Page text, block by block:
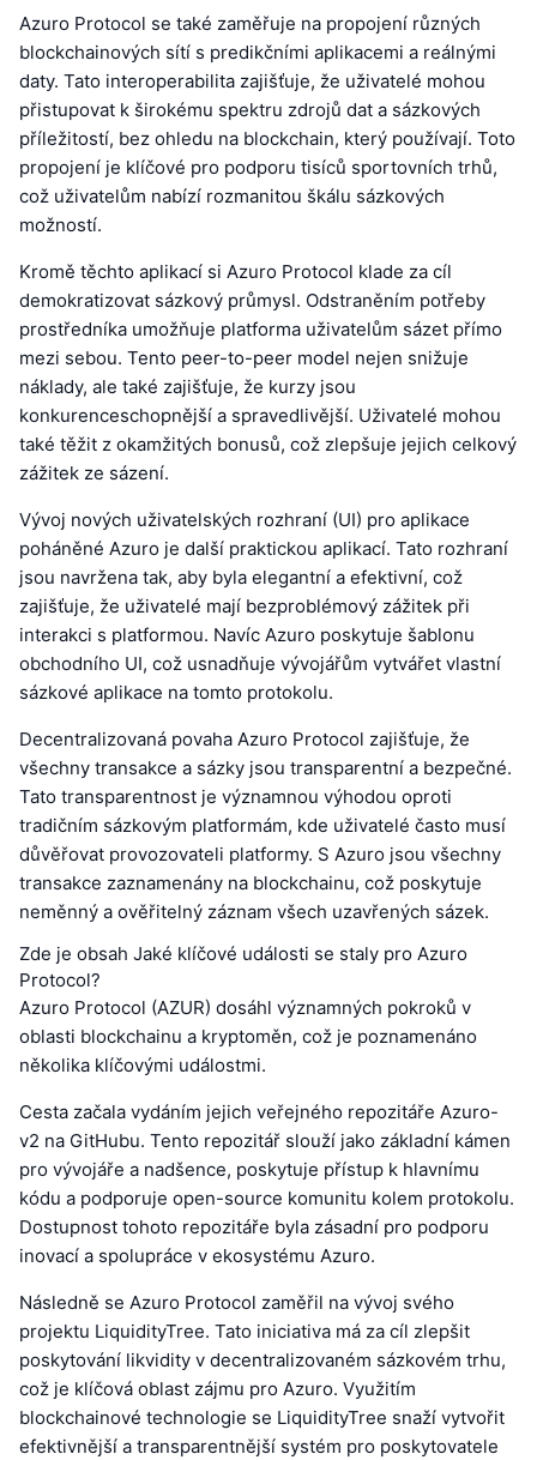
Azuro Protocol se také zaměřuje na propojení různých
blockchainových sítí s predikčními aplikacemi a reálnými
daty. Tato interoperabilita zajišťuje, že uživatelé mohou
přistupovat k širokému spektru zdrojů dat a sázkových
příležitostí, bez ohledu na blockchain, který používají. Toto
propojení je klíčové pro podporu tisíců sportovních trhů,
což uživatelům nabízí rozmanitou škálu sázkových
možností.
Kromě těchto aplikací si Azuro Protocol klade za cíl
demokratizovat sázkový průmysl. Odstraněním potřeby
prostředníka umožňuje platforma uživatelům sázet přímo
mezi sebou. Tento peer-to-peer model nejen snižuje
náklady, ale také zajišťuje, že kurzy jsou
konkurenceschopnější a spravedlivější. Uživatelé mohou
také těžit z okamžitých bonusů, což zlepšuje jejich celkový
zážitek ze sázení.
Vývoj nových uživatelských rozhraní (UI) pro aplikace
poháněné Azuro je další praktickou aplikací. Tato rozhraní
jsou navržena tak, aby byla elegantní a efektivní, což
zajišťuje, že uživatelé mají bezproblémový zážitek při
interakci s platformou. Navíc Azuro poskytuje šablonu
obchodního UI, což usnadňuje vývojářům vytvářet vlastní
sázkové aplikace na tomto protokolu.
Decentralizovaná povaha Azuro Protocol zajišťuje, že
všechny transakce a sázky jsou transparentní a bezpečné.
Tato transparentnost je významnou výhodou oproti
tradičním sázkovým platformám, kde uživatelé často musí
důvěřovat provozovateli platformy. S Azuro jsou všechny
transakce zaznamenány na blockchainu, což poskytuje
neměnný a ověřitelný záznam všech uzavřených sázek.
Zde je obsah Jaké klíčové události se staly pro Azuro
Protocol?
Azuro Protocol (AZUR) dosáhl významných pokroků v
oblasti blockchainu a kryptoměn, což je poznamenáno
několika klíčovými událostmi.
Cesta začala vydáním jejich veřejného repozitáře Azuro-
v2 na GitHubu. Tento repozitář slouží jako základní kámen
pro vývojáře a nadšence, poskytuje přístup k hlavnímu
kódu a podporuje open-source komunitu kolem protokolu.
Dostupnost tohoto repozitáře byla zásadní pro podporu
inovací a spolupráce v ekosystému Azuro.
Následně se Azuro Protocol zaměřil na vývoj svého
projektu LiquidityTree. Tato iniciativa má za cíl zlepšit
poskytování likvidity v decentralizovaném sázkovém trhu,
což je klíčová oblast zájmu pro Azuro. Využitím
blockchainové technologie se LiquidityTree snaží vytvořit
efektivnější a transparentnější systém pro poskytovatele